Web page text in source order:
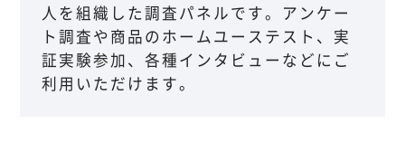
人を組織した調査パネルです。アンケー
ト調査や商品のホームユーステスト、実
証実験参加、各種インタビューなどにご
利用いただけます。